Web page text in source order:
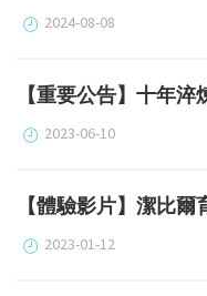
2024-08-08
【重要公告】十年
2023-06-10
【體驗影片】潔比
2023-01-12